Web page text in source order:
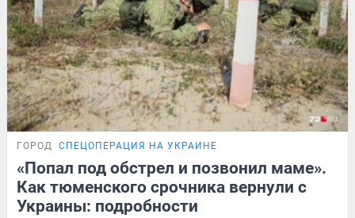
ГОРОД СПЕЦОПЕРАЦИЯ НА УКРАИНЕ
«Попал под обстрел и позвонил маме».
Как тюменского срочника вернули с
Украины: подробности